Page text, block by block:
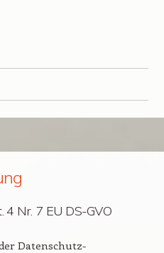
Nr. 7 EU DS-GVO
Datenschutz-